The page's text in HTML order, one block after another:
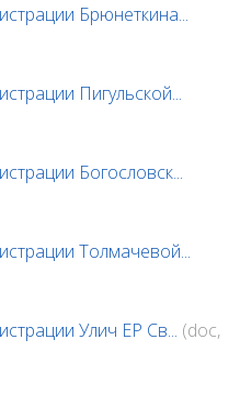
Брюнеткина...
Пигульской...
Богословск...
Толмачевой...
Улич ЕР Св... (doc,